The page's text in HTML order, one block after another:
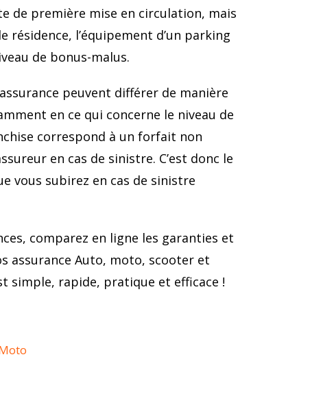
de première mise en circulation, mais
résidence, l’équipement d’un parking
de bonus-malus.
peuvent différer de manière
en ce qui concerne le niveau de
correspond à un forfait non
en cas de sinistre. C’est donc le
vous subirez en cas de sinistre
comparez en ligne les garanties et
assurance Auto, moto, scooter et
simple, rapide, pratique et efficace !